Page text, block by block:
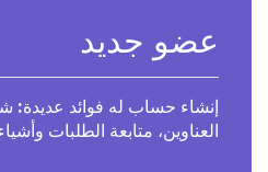
عضو جديد
إنشاء حساب له فوائد عديدة:
العناوين، متابعة الطلبات